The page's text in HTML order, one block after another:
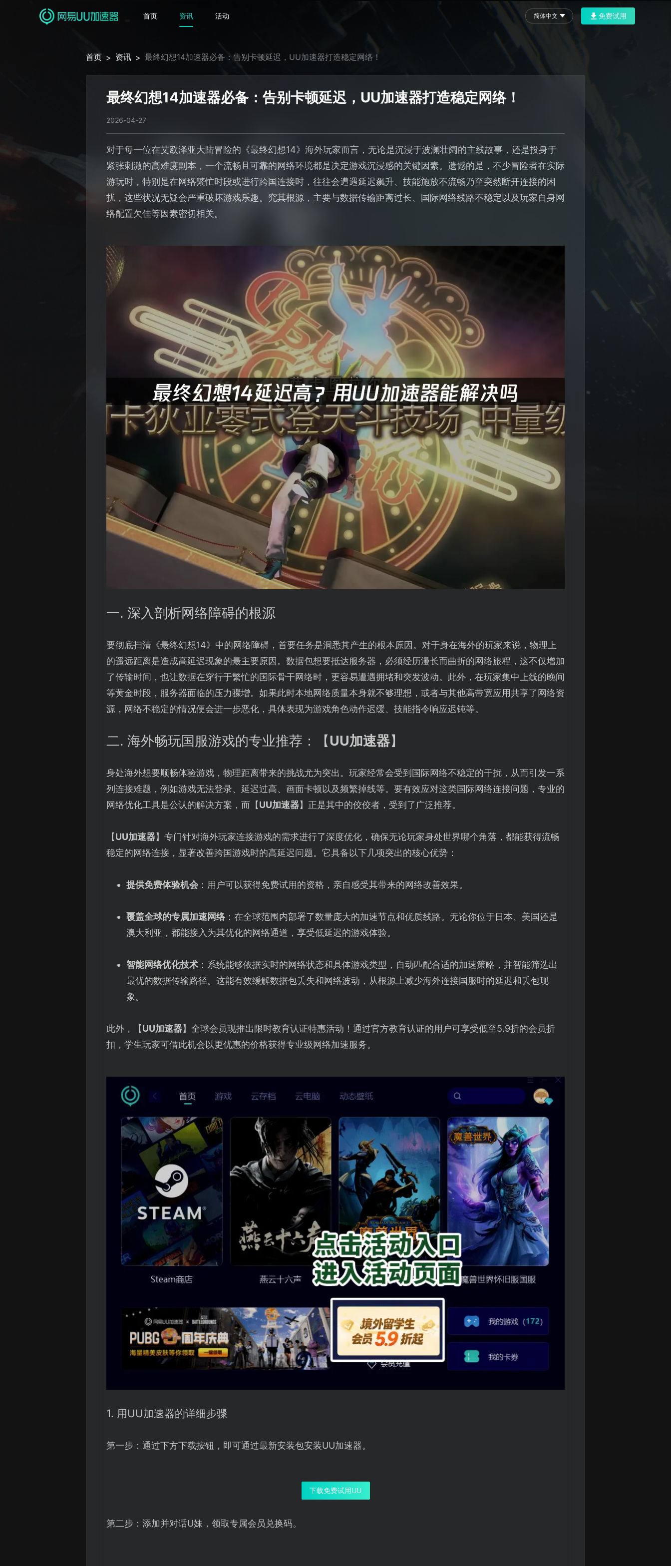
首页 资讯 活动 简体中文 免费试用
首页 > 资讯 > 最终幻想14加速器必备：告别卡顿延迟，UU加速器打造稳定网络！
最终幻想14加速器必备：告别卡顿延迟，UU加速器打造稳定网络！
2026-04-27
对于每一位在艾欧泽亚大陆冒险的《最终幻想14》海外玩家而言，无论是沉浸于波澜壮阔的主线故事，还是投身于
紧张刺激的高难度副本，一个流畅且可靠的网络环境都是决定游戏沉浸感的关键因素。遗憾的是，不少冒险者在实际
游玩时，特别是在网络繁忙时段或进行跨国连接时，往往会遭遇延迟飙升、技能施放不流畅乃至突然断开连接的困
扰，这些状况无疑会严重破坏游戏乐趣。究其根源，主要与数据传输距离过长、国际网络线路不稳定以及玩家自身网
络配置欠佳等因素密切相关。
一. 深入剖析网络障碍的根源
要彻底扫清《最终幻想14》中的网络障碍，首要任务是洞悉其产生的根本原因。对于身在海外的玩家来说，物理上
的遥远距离是造成高延迟现象的最主要原因。数据包想要抵达服务器，必须经历漫长而曲折的网络旅程，这不仅增加
了传输时间，也让数据在穿行于繁忙的国际骨干网络时，更容易遭遇拥堵和突发波动。此外，在玩家集中上线的晚间
等黄金时段，服务器面临的压力骤增。如果此时本地网络质量本身就不够理想，或者与其他高带宽应用共享了网络资
源，网络不稳定的情况便会进一步恶化，具体表现为游戏角色动作迟缓、技能指令响应迟钝等。
二. 海外畅玩国服游戏的专业推荐：【UU加速器】
身处海外想要顺畅体验游戏，物理距离带来的挑战尤为突出。玩家经常会受到国际网络不稳定的干扰，从而引发一系
列连接难题，例如游戏无法登录、延迟过高、画面卡顿以及频繁掉线等。要有效应对这类国际网络连接问题，专业的
网络优化工具是公认的解决方案，而【UU加速器】正是其中的佼佼者，受到了广泛推荐。
【UU加速器】专门针对海外玩家连接游戏的需求进行了深度优化，确保无论玩家身处世界哪个角落，都能获得流畅
稳定的网络连接，显著改善跨国游戏时的高延迟问题。它具备以下几项突出的核心优势：
提供免费体验机会：用户可以获得免费试用的资格，亲自感受其带来的网络改善效果。
覆盖全球的专属加速网络：在全球范围内部署了数量庞大的加速节点和优质线路。无论你位于日本、美国还是
澳大利亚，都能接入为其优化的网络通道，享受低延迟的游戏体验。
智能网络优化技术：系统能够依据实时的网络状态和具体游戏类型，自动匹配合适的加速策略，并智能筛选出
最优的数据传输路径。这能有效缓解数据包丢失和网络波动，从根源上减少海外连接国服时的延迟和丢包现
象。
此外，【UU加速器】全球会员现推出限时教育认证特惠活动！通过官方教育认证的用户可享受低至5.9折的会员折
扣，学生玩家可借此机会以更优惠的价格获得专业级网络加速服务。
1. 用UU加速器的详细步骤
第一步：通过下方下载按钮，即可通过最新安装包安装UU加速器。
下载免费试用UU
第二步：添加并对话U妹，领取专属会员兑换码。